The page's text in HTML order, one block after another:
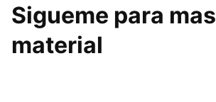
Sigueme para mas
material